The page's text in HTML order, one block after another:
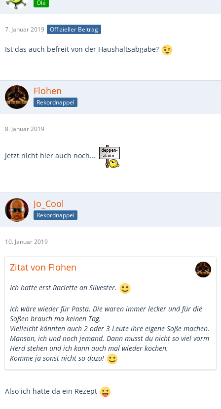
Olé
7. Januar 2019 Offizieller Beitrag
Ist das auch befreit von der Haushaltsabgabe?
Flohen
Rekordnappel
8. Januar 2019
Jetzt nicht hier auch noch...
Jo_Cool
Rekordnappel
10. Januar 2019
Zitat von Flohen
Ich hatte erst Raclette an Silvester.
Ich wäre wieder für Pasta. Die waren immer lecker und für die
Soßen brauch ma keinen Tag.
Vielleicht könnten auch 2 oder 3 Leute ihre eigene Soße machen.
Manson, ich und noch jemand. Dann musst du nicht so viel vorm
Herd stehen und ich kann auch mal wieder kochen.
Komme ja sonst nicht so dazu!
Also ich hätte da ein Rezept